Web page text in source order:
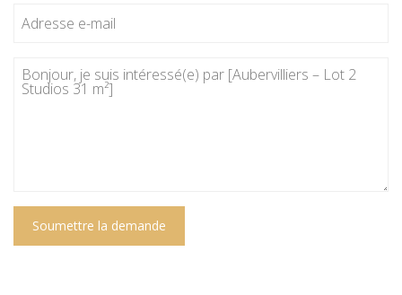
Soumettre la demande